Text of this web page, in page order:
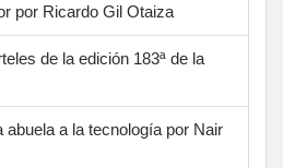
por Ricardo Gil Otaiza
de la edición 183ª de la
abuela a la tecnología por Nair